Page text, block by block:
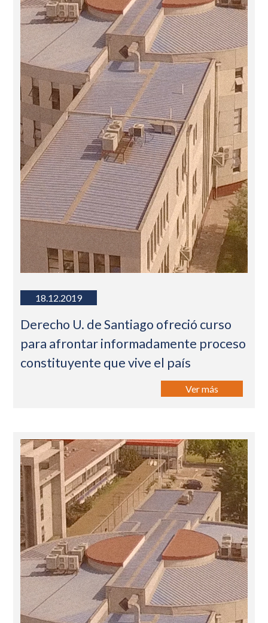
18.12.2019
Derecho U. de Santiago ofreció curso
para afrontar informadamente proceso
constituyente que vive el país
Ver más